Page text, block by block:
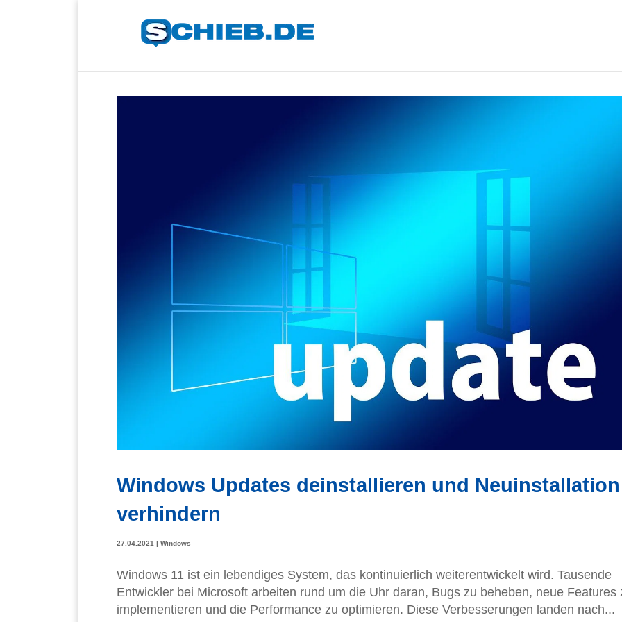
Windows Updates deinstallieren und Neuinstallation
verhindern
27.04.2021 | Windows
Windows 11 ist ein lebendiges System, das kontinuierlich weiterentwickelt wird. Tausende
Entwickler bei Microsoft arbeiten rund um die Uhr daran, Bugs zu beheben, neue Features
implementieren und die Performance zu optimieren. Diese Verbesserungen landen nach...